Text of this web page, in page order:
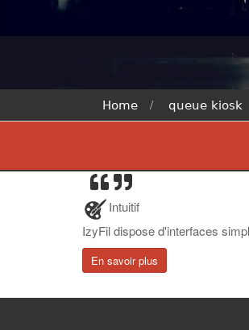
Home queue kiosk
Intuitif
IzyFil dispose d'interfaces
En savoir plus